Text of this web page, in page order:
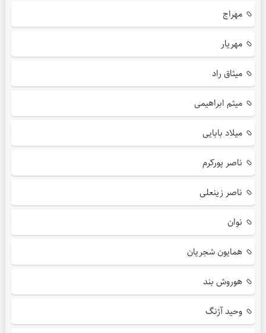
مهراج
مهریار
میثاق راد
میثم ابراهیمی
میلاد بابایی
ناصر پورکرم
ناصر زینعلی
نوان
همایون شجریان
هوروش بند
وحید آژنگ